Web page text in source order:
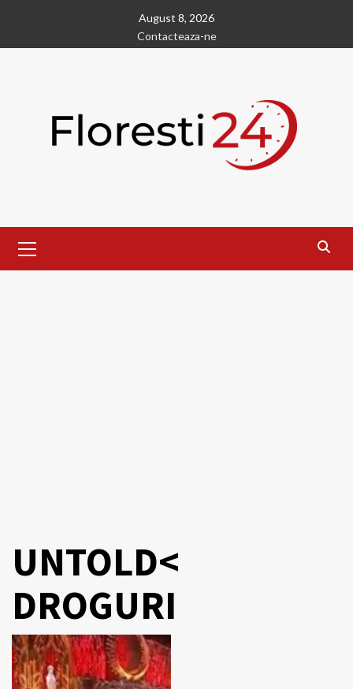
content
August 8, 2026
Contacteaza-ne
Menu
UNTOLD<
DROGURI